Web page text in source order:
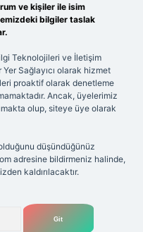
ve kişiler ile isim
bilgiler taslak
Teknolojileri ve İletişim
Sağlayıcı olarak hizmet
proaktif olarak denetleme
Ancak, üyelerimiz
olup, siteye üye olarak
düşündüğünüz
adresine bildirmeniz halinde,
kaldırılacaktır.